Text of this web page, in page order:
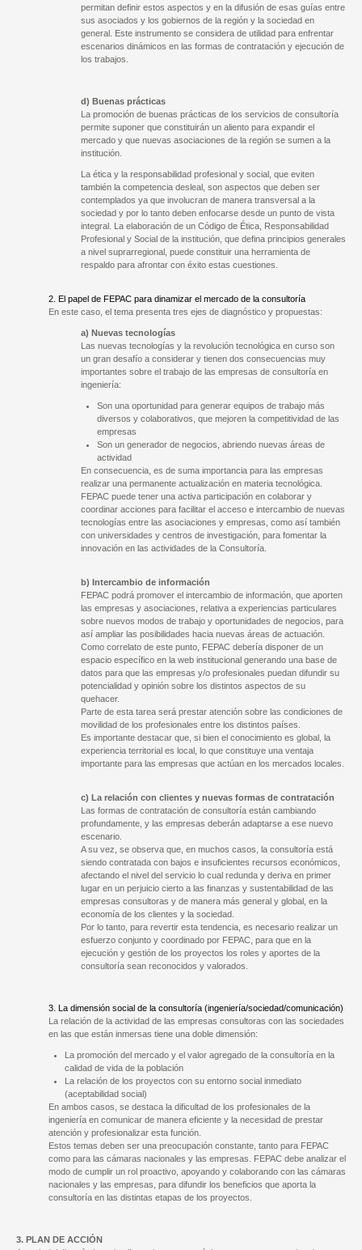
permitan definir estos aspectos y en la difusión de esas guías entre
sus asociados y los gobiernos de la región y la sociedad en
general. Este instrumento se considera de utilidad para enfrentar
escenarios dinámicos en las formas de contratación y ejecución de
los trabajos.
d) Buenas prácticas
La promoción de buenas prácticas de los servicios de consultoría
permite suponer que constituirán un aliento para expandir el
mercado y que nuevas asociaciones de la región se sumen a la
institución.
La ética y la responsabilidad profesional y social, que eviten
también la competencia desleal, son aspectos que deben ser
contemplados ya que involucran de manera transversal a la
sociedad y por lo tanto deben enfocarse desde un punto de vista
integral. La elaboración de un Código de Ética, Responsabilidad
Profesional y Social de la institución, que defina principios generales
a nivel suprarregional, puede constituir una herramienta de
respaldo para afrontar con éxito estas cuestiones.
2. El papel de FEPAC para dinamizar el mercado de la consultoría
En este caso, el tema presenta tres ejes de diagnóstico y propuestas:
a) Nuevas tecnologías
Las nuevas tecnologías y la revolución tecnológica en curso son
un gran desafío a considerar y tienen dos consecuencias muy
importantes sobre el trabajo de las empresas de consultoría en
ingeniería:
Son una oportunidad para generar equipos de trabajo más
diversos y colaborativos, que mejoren la competitividad de las
empresas
Son un generador de negocios, abriendo nuevas áreas de
actividad
En consecuencia, es de suma importancia para las empresas
realizar una permanente actualización en materia tecnológica.
FEPAC puede tener una activa participación en colaborar y
coordinar acciones para facilitar el acceso e intercambio de nuevas
tecnologías entre las asociaciones y empresas, como así también
con universidades y centros de investigación, para fomentar la
innovación en las actividades de la Consultoría.
b) Intercambio de información
FEPAC podrá promover el intercambio de información, que aporten
las empresas y asociaciones, relativa a experiencias particulares
sobre nuevos modos de trabajo y oportunidades de negocios, para
así ampliar las posibilidades hacia nuevas áreas de actuación.
Como correlato de este punto, FEPAC debería disponer de un
espacio específico en la web institucional generando una base de
datos para que las empresas y/o profesionales puedan difundir su
potencialidad y opinión sobre los distintos aspectos de su
quehacer.
Parte de esta tarea será prestar atención sobre las condiciones de
movilidad de los profesionales entre los distintos países.
Es importante destacar que, si bien el conocimiento es global, la
experiencia territorial es local, lo que constituye una ventaja
importante para las empresas que actúan en los mercados locales.
c) La relación con clientes y nuevas formas de contratación
Las formas de contratación de consultoría están cambiando
profundamente, y las empresas deberán adaptarse a ese nuevo
escenario.
A su vez, se observa que, en muchos casos, la consultoría está
siendo contratada con bajos e insuficientes recursos económicos,
afectando el nivel del servicio lo cual redunda y deriva en primer
lugar en un perjuicio cierto a las finanzas y sustentabilidad de las
empresas consultoras y de manera más general y global, en la
economía de los clientes y la sociedad.
Por lo tanto, para revertir esta tendencia, es necesario realizar un
esfuerzo conjunto y coordinado por FEPAC, para que en la
ejecución y gestión de los proyectos los roles y aportes de la
consultoría sean reconocidos y valorados.
3. La dimensión social de la consultoría (ingeniería/sociedad/comunicación)
La relación de la actividad de las empresas consultoras con las sociedades
en las que están inmersas tiene una doble dimensión:
La promoción del mercado y el valor agregado de la consultoría en la
calidad de vida de la población
La relación de los proyectos con su entorno social inmediato
(aceptabilidad social)
En ambos casos, se destaca la dificultad de los profesionales de la
ingeniería en comunicar de manera eficiente y la necesidad de prestar
atención y profesionalizar esta función.
Estos temas deben ser una preocupación constante, tanto para FEPAC
como para las cámaras nacionales y las empresas. FEPAC debe analizar el
modo de cumplir un rol proactivo, apoyando y colaborando con las cámaras
nacionales y las empresas, para difundir los beneficios que aporta la
consultoría en las distintas etapas de los proyectos.
3. PLAN DE ACCIÓN